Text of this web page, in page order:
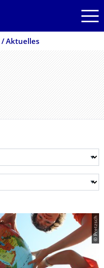
Aktuelles
© Pretzsch